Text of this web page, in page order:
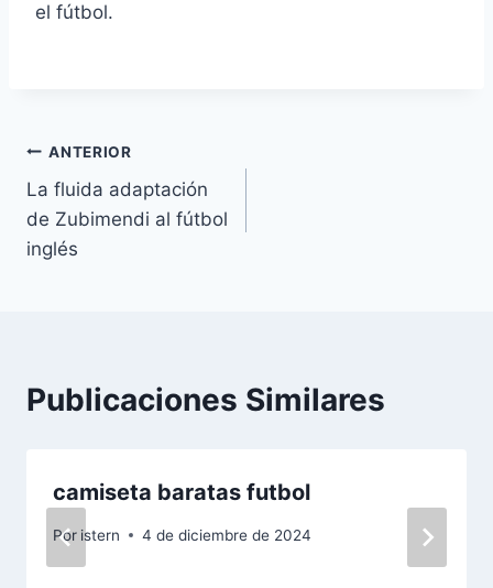
el fútbol.
Navegación
de
entradas
ANTERIOR
La fluida adaptación
de Zubimendi al fútbol
inglés
Publicaciones Similares
camiseta baratas futbol
Por istern 4 de diciembre de 2024